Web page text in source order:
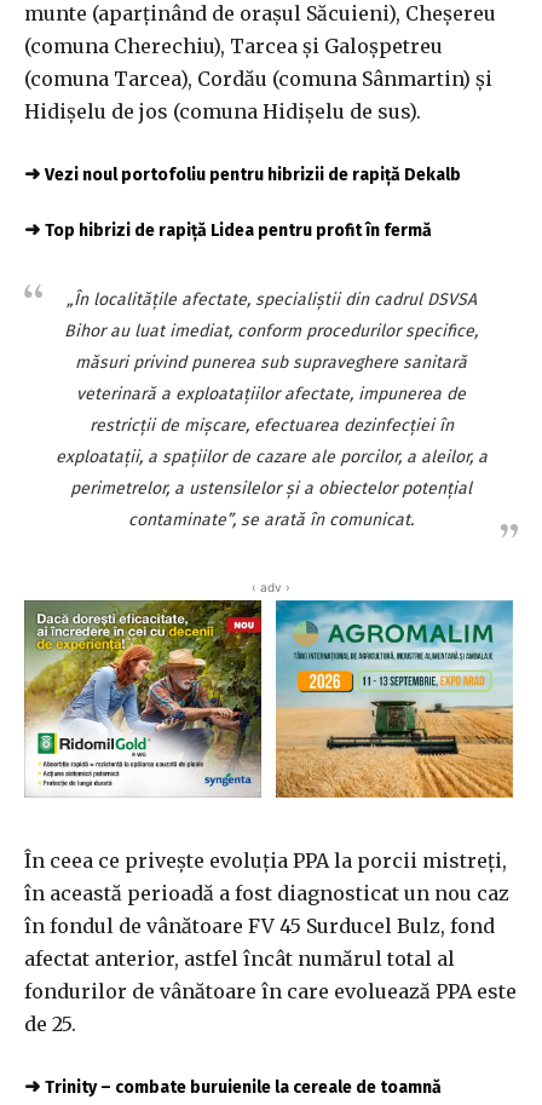
munte (aparţinând de oraşul Săcuieni), Cheşereu
(comuna Cherechiu), Tarcea şi Galoşpetreu
(comuna Tarcea), Cordău (comuna Sânmartin) şi
Hidişelu de jos (comuna Hidişelu de sus).
➜ Vezi noul portofoliu pentru hibrizii de rapiță Dekalb
➜ Top hibrizi de rapiță Lidea pentru profit în fermă
„În localităţile afectate, specialiştii din cadrul DSVSA
Bihor au luat imediat, conform procedurilor specifice,
măsuri privind punerea sub supraveghere sanitară
veterinară a exploataţiilor afectate, impunerea de
restricţii de mişcare, efectuarea dezinfecţiei în
exploataţii, a spaţiilor de cazare ale porcilor, a aleilor, a
perimetrelor, a ustensilelor şi a obiectelor potenţial
contaminate”, se arată în comunicat.
‹ adv ›
În ceea ce priveşte evoluţia PPA la porcii mistreţi,
în această perioadă a fost diagnosticat un nou caz
în fondul de vânătoare FV 45 Surducel Bulz, fond
afectat anterior, astfel încât numărul total al
fondurilor de vânătoare în care evoluează PPA este
de 25.
➜ Trinity – combate buruienile la cereale de toamnă